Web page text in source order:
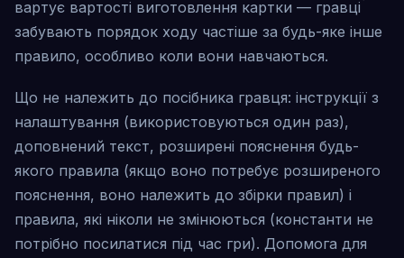
вартує вартості виготовлення картки — гравці
забувають порядок ходу частіше за будь-яке інше
правило, особливо коли вони навчаються.
Що не належить до посібника гравця: інструкції з
налаштування (використовуються один раз),
доповнений текст, розширені пояснення будь-
якого правила (якщо воно потребує розширеного
пояснення, воно належить до збірки правил) і
правила, які ніколи не змінюються (константи не
потрібно посилатися під час гри). Допомога для